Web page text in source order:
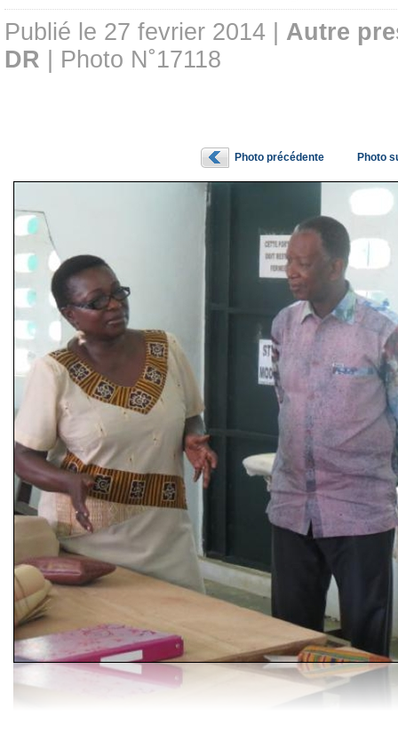
Publié le 27 fevrier 2014 | Autre
DR | Photo N˚17118
Photo précédente Photo